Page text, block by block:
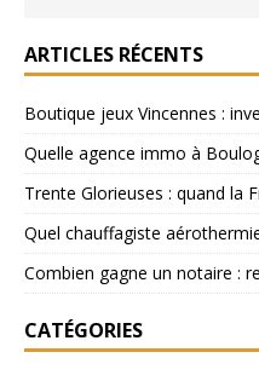
ARTICLES RÉCENTS
Boutique jeux Vincennes :
Quelle agence immo à
Trente Glorieuses : quand la
Quel chauffagiste
Combien gagne un notaire :
CATÉGORIES